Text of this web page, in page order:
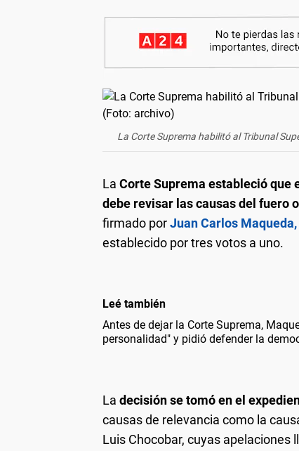
La Corte Suprema habilitó al Tribunal
La Corte Suprema estableció que
debe revisar las causas del fuero
firmado porJuan Carlos Maqueda,
establecido por tres votos a uno.
Leé también
Antes de dejar la Corte Suprema,
personalidad" y pidió defender la
La decisión se tomó en el
causas de relevancia como la
Luis Chocobar, cuyas